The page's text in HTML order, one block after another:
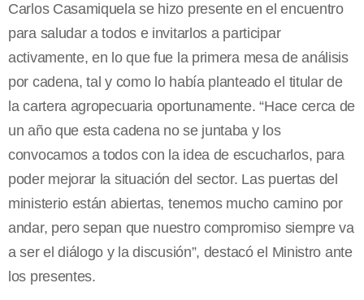
Carlos Casamiquela se hizo presente en el encuentro
para saludar a todos e invitarlos a participar
activamente, en lo que fue la primera mesa de análisis
por cadena, tal y como lo había planteado el titular de
la cartera agropecuaria oportunamente. “Hace cerca de
un año que esta cadena no se juntaba y los
convocamos a todos con la idea de escucharlos, para
poder mejorar la situación del sector. Las puertas del
ministerio están abiertas, tenemos mucho camino por
andar, pero sepan que nuestro compromiso siempre va
a ser el diálogo y la discusión”, destacó el Ministro ante
los presentes.